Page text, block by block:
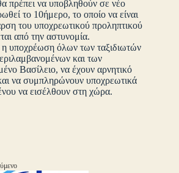
πρέπει να υποβληθούν σε νέο
το 10ήμερο, το οποίο να είναι
του υποχρεωτικού προληπτικού
από την αστυνομία.
η υποχρέωση όλων των ταξιδιωτών
και των
Βασίλειο, να έχουν αρνητικό
να συμπληρώνουν υποχρεωτικά
να εισέλθουν στη χώρα.